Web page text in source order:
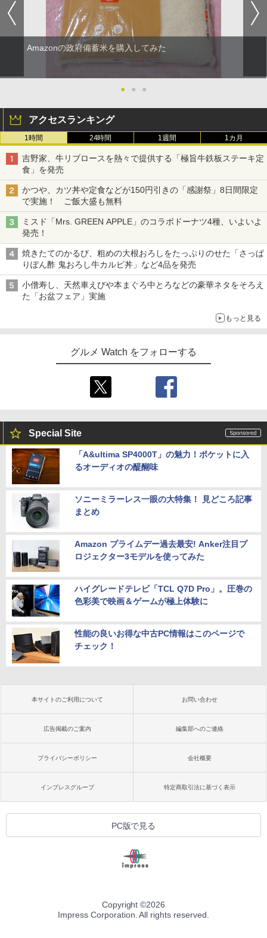
Amazonの政府備蓄米を購入してみた
● ● ●
アクセスランキング
1時間 24時間 1週間 1カ月
吉野家、牛リブロースを熱々で提供する「極旨牛鉄板ステーキ定
食」を発売
かつや、カツ丼や定食などが150円引きの「感謝祭」8日間限定
で実施！ ご飯大盛も無料
ミスド「Mrs. GREEN APPLE」のコラボドーナツ4種、いよいよ
発売！
焼きたてのかるび、粗めの大根おろしをたっぷりのせた「さっぱ
りぽん酢 鬼おろし牛カルビ丼」など4品を発売
小僧寿し、天然車えびや本まぐろ中とろなどの豪華ネタをそろえ
た「お盆フェア」実施
もっと見る
グルメ Watch をフォローする
Special Site
「A&ultima SP4000T」の魅力！ポケットに入
るオーディオの醍醐味
ソニーミラーレス一眼の大特集！ 見どころ記事
まとめ
Amazon プライムデー過去最安! Anker注目プ
ロジェクター3モデルを使ってみた
ハイグレードテレビ「TCL Q7D Pro」。圧巻の
色彩美で映画＆ゲームが極上体験に
性能の良いお得な中古PC情報はこのページで
チェック！
本サイトのご利用について お問い合わせ
広告掲載のご案内 編集部へのご連絡
プライバシーポリシー 会社概要
インプレスグループ 特定商取引法に基づく表示
PC版で見る
Copyright ©2026
Impress Corporation. All rights reserved.